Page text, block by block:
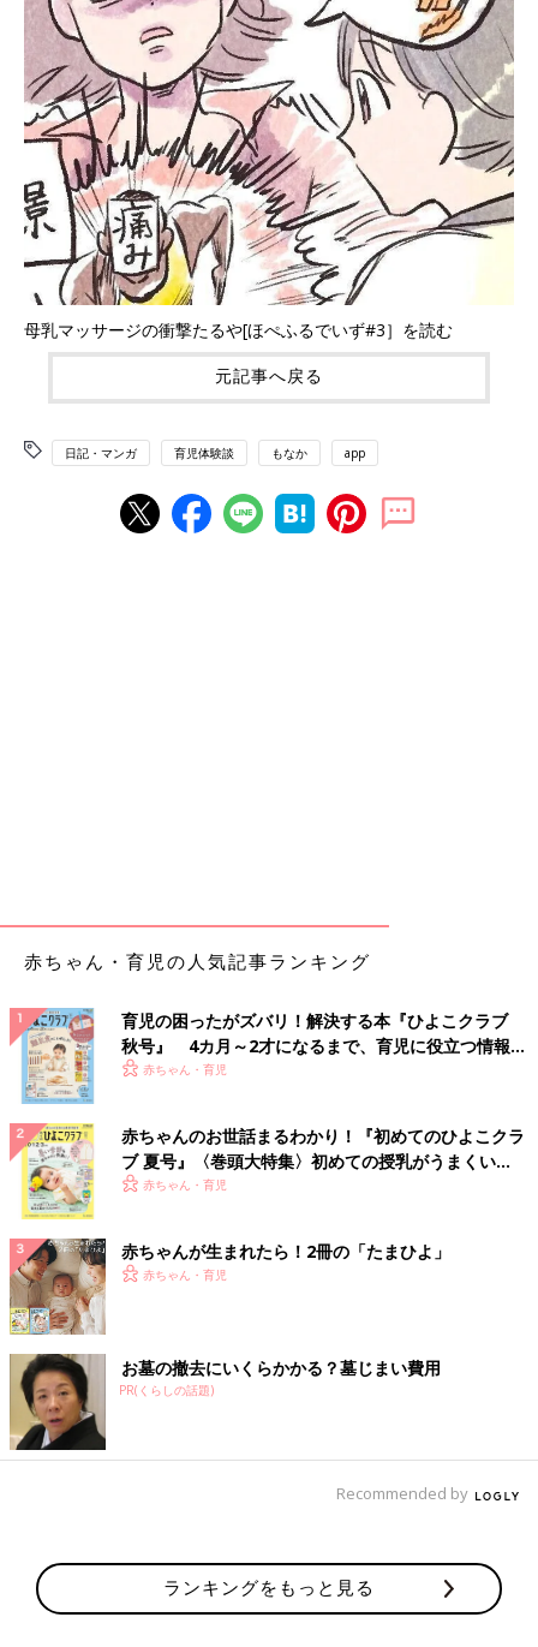
母乳マッサージの衝撃たるや[ほぺふるでいず#3］を読む
元記事へ戻る
日記・マンガ 育児体験談 もなか app
赤ちゃん・育児の人気記事ランキング
育児の困ったがズバリ！解決する本『ひよこクラブ
秋号』 4カ月～2才になるまで、育児に役立つ情報が
いっぱい！
赤ちゃん・育児
赤ちゃんのお世話まるわかり！『初めてのひよこクラ
ブ 夏号』〈巻頭大特集〉初めての授乳がうまくい
く！ おっぱい・ミルクの基本と夏のトラブル 解決テ
赤ちゃん・育児
赤ちゃんが生まれたら！2冊の「たまひよ」
赤ちゃん・育児
お墓の撤去にいくらかかる？墓じまい費用
PR(くらしの話題)
Recommended by
ランキングをもっと見る